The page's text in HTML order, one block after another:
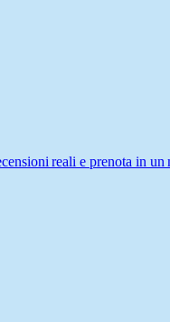
reali e prenota in un